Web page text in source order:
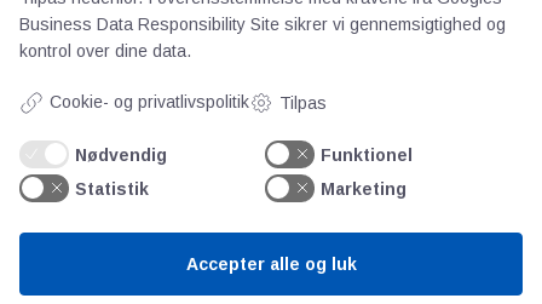
Business Data Responsibility Site sikrer vi gennemsigtighed og
kontrol over dine data.
Cookie- og privatlivspolitik Tilpas
Nødvendig
Funktionel
Statistik
Marketing
Accepter alle og luk